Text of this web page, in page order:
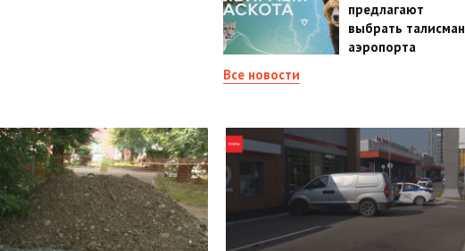
предлагают
выбрать талисман
аэропорта
Все новости